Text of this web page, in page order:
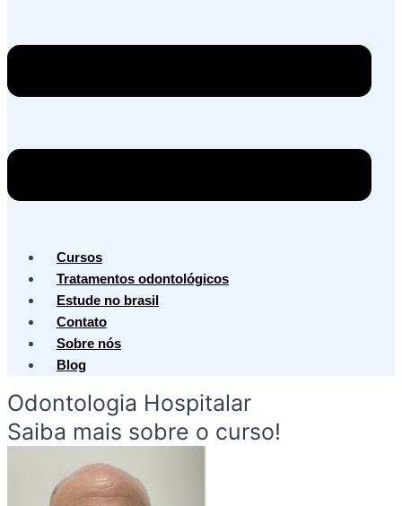
Cursos
Tratamentos odontológicos
Estude no brasil
Contato
Sobre nós
Blog
Odontologia Hospitalar
Saiba mais sobre o curso!